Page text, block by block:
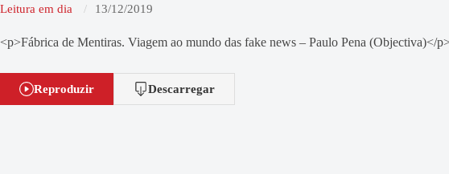
Leitura em dia 13/12/2019
<p>Fábrica de Mentiras. Viagem ao mundo das fake news – Paulo Pena (Objectiva)</
Reproduzir Descarregar